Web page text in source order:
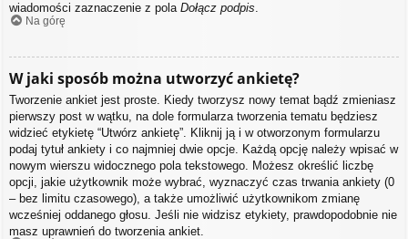
wiadomości zaznaczenie z pola Dołącz podpis.
Na górę
W jaki sposób można utworzyć ankietę?
Tworzenie ankiet jest proste. Kiedy tworzysz nowy temat bądź zmieniasz
pierwszy post w wątku, na dole formularza tworzenia tematu będziesz
widzieć etykietę “Utwórz ankietę”. Kliknij ją i w otworzonym formularzu
podaj tytuł ankiety i co najmniej dwie opcje. Każdą opcję należy wpisać w
nowym wierszu widocznego pola tekstowego. Możesz określić liczbę
opcji, jakie użytkownik może wybrać, wyznaczyć czas trwania ankiety (0
– bez limitu czasowego), a także umożliwić użytkownikom zmianę
wcześniej oddanego głosu. Jeśli nie widzisz etykiety, prawdopodobnie nie
masz uprawnień do tworzenia ankiet.